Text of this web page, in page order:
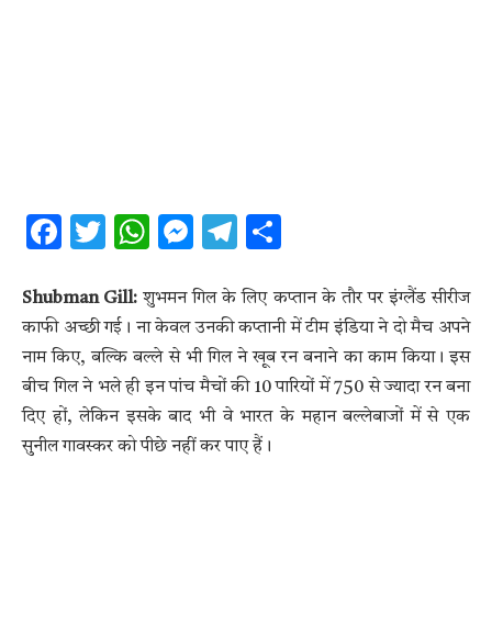
Facebook
Twitter
WhatsApp
Messenger
Telegram
Shubman Gill:शुभमन गिल के लिए कप्तान के तौर पर इंग्लैंड सीरीज
काफी अच्छी गई। ना केवल उनकी कप्तानी में टीम इंडिया ने दो मैच अपने
नाम किए, बल्कि बल्ले से भी गिल ने खूब रन बनाने का काम किया। इस
बीच गिल ने भले ही इन पांच मैचों की 10 पारियों में 750 से ज्यादा रन बना
दिए हों, लेकिन इसके बाद भी वे भारत के महान बल्लेबाजों में से एक
सुनील गावस्कर को पीछे नहीं कर पाए हैं।